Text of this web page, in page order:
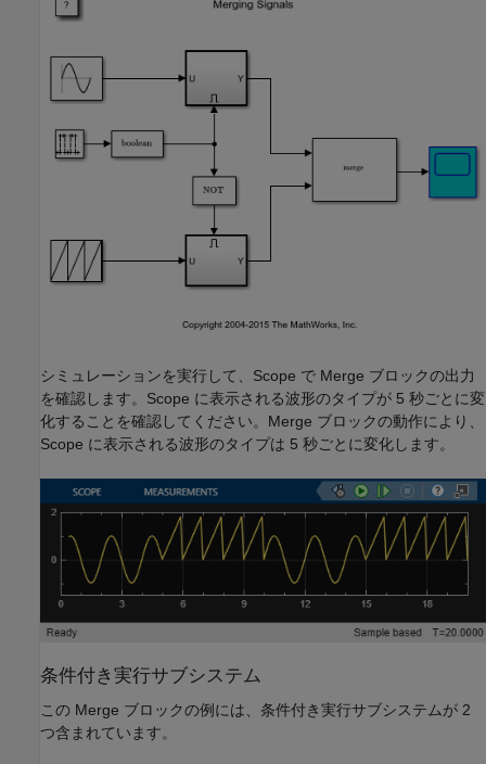
シミュレーションを実行して、Scope で Merge ブロックの出力
を確認します。Scope に表示される波形のタイプが 5 秒ごとに変
化することを確認してください。Merge ブロックの動作により、
Scope に表示される波形のタイプは 5 秒ごとに変化します。
条件付き実行サブシステム
この Merge ブロックの例には、条件付き実行サブシステムが 2
つ含まれています。